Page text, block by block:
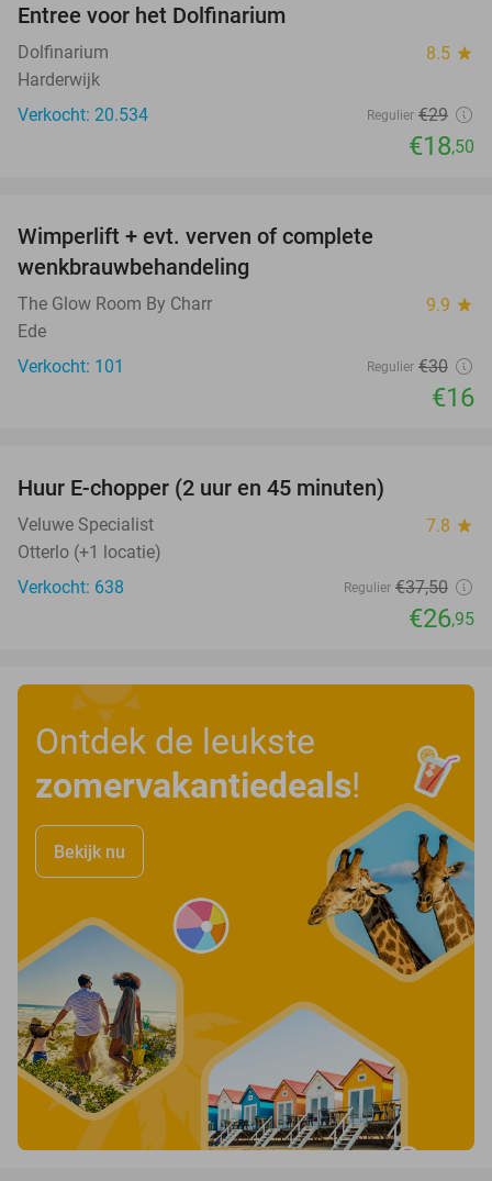
Entree voor het Dolfinarium
Dolfinarium 8.5 star
Harderwijk
Verkocht: 20.534
Regulier €29
€18,50
Wimperlift + evt. verven of complete
wenkbrauwbehandeling
The Glow Room By Charr 9.9 star
Ede
Verkocht: 101
Regulier €30
€16
Huur E-chopper (2 uur en 45 minuten)
Veluwe Specialist 7.8 star
Otterlo (+1 locatie)
Verkocht: 638
Regulier €37,50
€26,95
Ontdek de leukste
zomervakantiedeals!
Bekijk nu